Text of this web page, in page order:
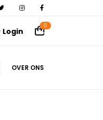
Login
0
OVER ONS